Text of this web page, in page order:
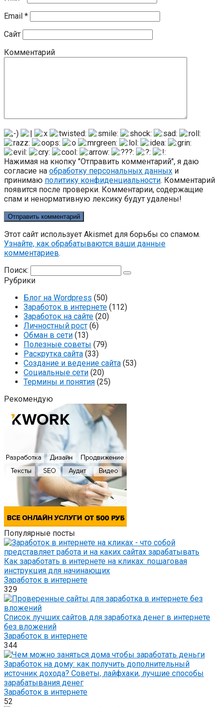
Email *
Сайт
Комментарий
Нажимая на кнопку "Отправить комментарий", я даю
согласие на обработку персональных данных и
принимаю политику конфиденциальности. Комментарий
появится после проверки. Комментарии, содержащие
спам и ненормативную лексику будут удалены!
Этот сайт использует Akismet для борьбы со спамом.
Узнайте, как обрабатываются ваши данные
комментариев.
Поиск:
Рубрики
Блог на Wordpress (50)
Заработок в интернете (112)
Заработок на сайте (20)
Личностный рост (6)
Обман в сети (13)
Полезные советы (79)
Раскрутка сайта (33)
Создание и ведение сайта (53)
Социальные сети (20)
Термины и понятия (25)
Рекомендую
Популярные посты
Как заработать в интернете на кликах: пошаговая
инструкция для начинающих
Заработок в интернете
329
Список лучших сайтов для заработка денег в интернете
без вложений
Заработок в интернете
344
Заработок на дому: как получить дополнительный
источник дохода? Советы, лайфхаки, лучшие способы
зарабатывания денег
Заработок в интернете
52